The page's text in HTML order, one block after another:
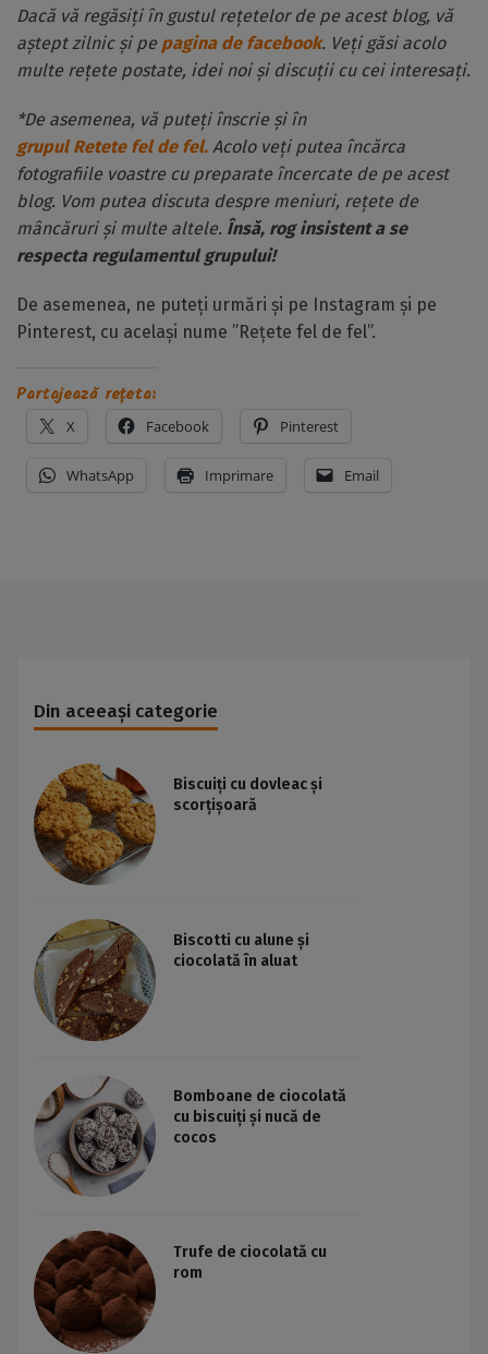
Dacă vă regăsiți în gustul rețetelor de pe acest blog, vă
aștept zilnic și pe pagina de facebook. Veți găsi acolo
multe rețete postate, idei noi și discuții cu cei interesați.
*De asemenea, vă puteți înscrie și în
grupul Retete fel de fel. Acolo veți putea încărca
fotografiile voastre cu preparate încercate de pe acest
blog. Vom putea discuta despre meniuri, rețete de
mâncăruri și multe altele. Însă, rog insistent a se
respecta regulamentul grupului!
De asemenea, ne puteți urmări și pe Instagram și pe
Pinterest, cu același nume ”Rețete fel de fel”.
Partajează rețeta:
X Facebook Pinterest
WhatsApp Imprimare Email
Din aceeași categorie
Biscuiți cu dovleac și
scorțișoară
Biscotti cu alune și
ciocolată în aluat
Bomboane de ciocolată
cu biscuiți și nucă de
cocos
Trufe de ciocolată cu
rom